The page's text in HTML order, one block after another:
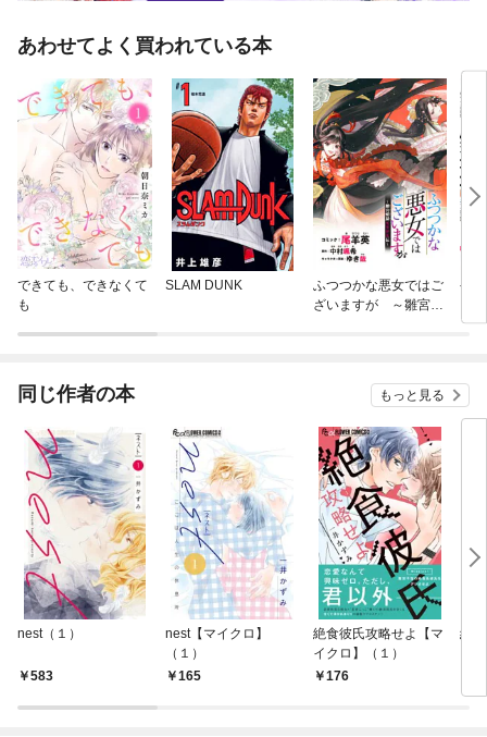
あわせてよく買われている本
できても、できなくて
も
SLAM DUNK
ふつつかな悪女ではご
ざいますが ～雛宮蝶
や
同じ作者の本 もっと見る
nest（１）
583
nest【マイクロ】
（１）
165
絶食彼氏攻略せよ【マ
イクロ】（１）
176
絶